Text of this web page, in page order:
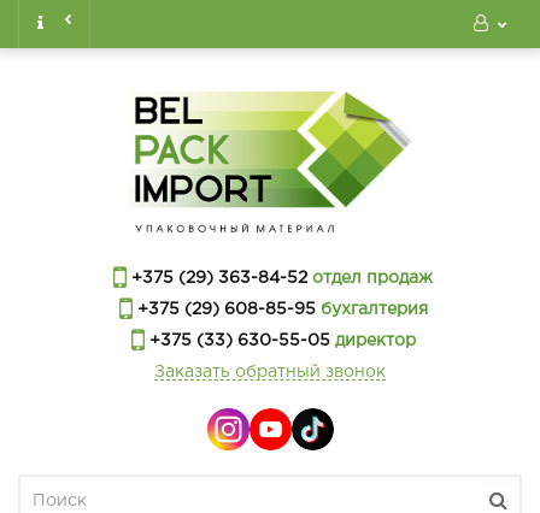
+375 (29) 363-84-52 отдел продаж
+375 (29) 608-85-95бухгалтерия
+375 (33) 630-55-05директор
Заказать обратный звонок